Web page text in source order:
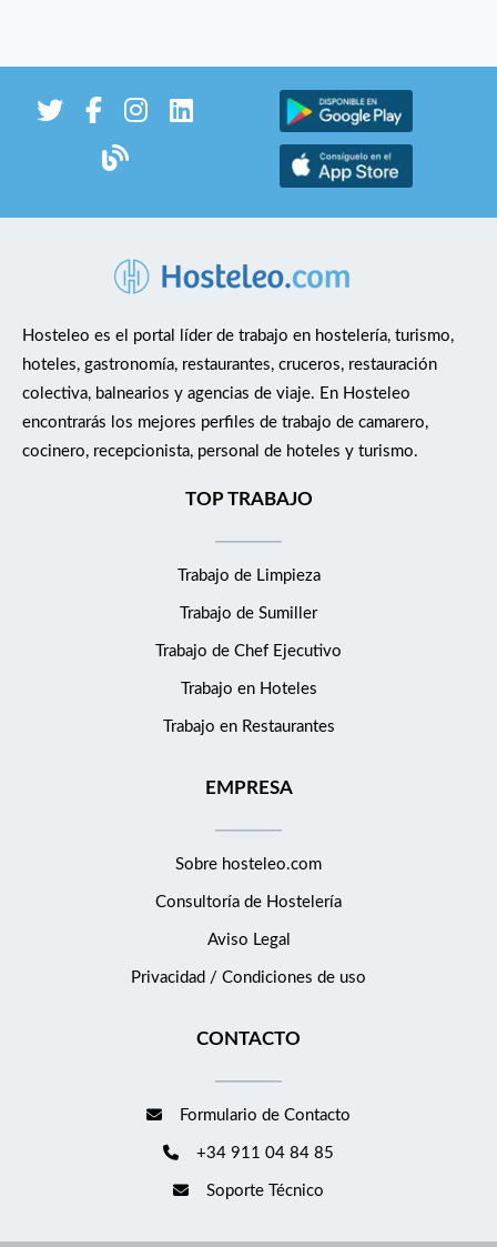
Hosteleo es el portal líder de trabajo en hostelería, turismo,
hoteles, gastronomía, restaurantes, cruceros, restauración
colectiva, balnearios y agencias de viaje. En Hosteleo
encontrarás los mejores perfiles de trabajo de camarero,
cocinero, recepcionista, personal de hoteles y turismo.
TOP TRABAJO
Trabajo de Limpieza
Trabajo de Sumiller
Trabajo de Chef Ejecutivo
Trabajo en Hoteles
Trabajo en Restaurantes
EMPRESA
Sobre hosteleo.com
Consultoría de Hostelería
Aviso Legal
Privacidad / Condiciones de uso
CONTACTO
Formulario de Contacto
+34 911 04 84 85
Soporte Técnico